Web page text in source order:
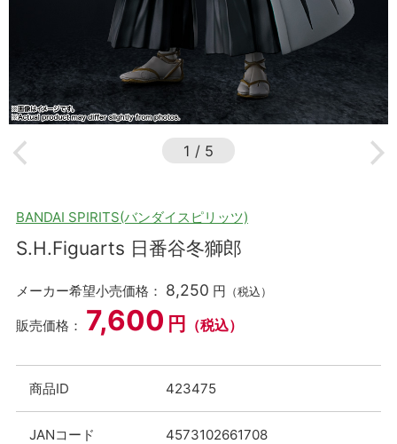
1 / 5
BANDAI SPIRITS(バンダイスピリッツ)
S.H.Figuarts 日番谷冬獅郎
メーカー希望小売価格： 8,250 円 （税込）
販売価格： 7,600 円 （税込）
商品ID 423475
JANコード 4573102661708